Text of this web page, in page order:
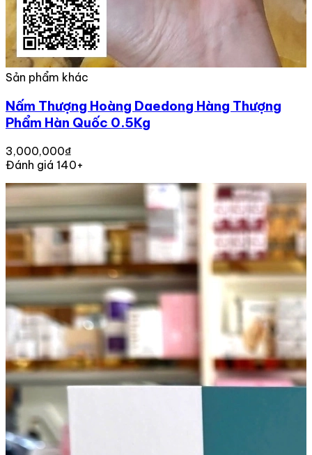
Sản phẩm khác
Nấm Thượng Hoàng Daedong Hàng Thượng
Phẩm Hàn Quốc 0.5Kg
3,000,000₫
Đánh giá 140+